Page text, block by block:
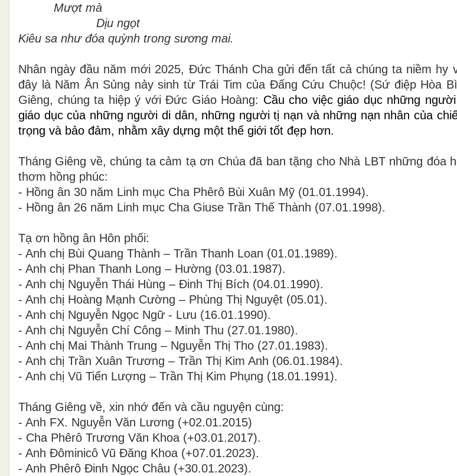
Mượt mà
Dịu ngọt
Kiêu sa như đóa quỳnh trong sương mai.
Nhân ngày đầu năm mới 2025, Đức Thánh Cha gửi đến tất cả chúng ta niềm hy
đây là Năm Ân Sủng nảy sinh từ Trái Tim của Đấng Cứu Chuộc! (Sứ điệp Hòa
Giêng, chúng ta hiệp ý với Đức Giáo Hoàng: Cầu cho việc giáo dục những
giáo dục của những người di dân, những người tị nạn và những nạn nhân của
trọng và bảo đảm, nhằm xây dựng một thế giới tốt đẹp hơn.
Tháng Giêng về, chúng ta cảm tạ ơn Chúa đã ban tặng cho Nhà LBT những đóa
thơm hồng phúc:
- Hồng ân 30 năm Linh mục Cha Phêrô Bùi Xuân Mỹ (01.01.1994).
- Hồng ân 26 năm Linh mục Cha Giuse Trần Thế Thành (07.01.1998).
Tạ ơn hồng ân Hôn phối:
- Anh chị Bùi Quang Thành – Trần Thanh Loan (01.01.1989).
- Anh chị Phan Thanh Long – Hường (03.01.1987).
- Anh chị Nguyễn Thái Hùng – Đinh Thị Bích (04.01.1990).
- Anh chị Hoàng Mạnh Cường – Phùng Thị Nguyệt (05.01).
- Anh chị Nguyễn Ngọc Ngữ - Lưu (16.01.1990).
- Anh chị Nguyễn Chí Công – Minh Thu (27.01.1980).
- Anh chị Mai Thành Trung – Nguyễn Thị Tho (27.01.1983).
- Anh chị Trần Xuân Trương – Trần Thị Kim Anh (06.01.1984).
- Anh chị Vũ Tiến Lượng – Trần Thị Kim Phụng (18.01.1991).
Tháng Giêng về, xin nhớ đến và cầu nguyện cùng:
- Anh FX. Nguyễn Văn Lương (+02.01.2015)
- Cha Phêrô Trương Văn Khoa (+03.01.2017).
- Anh Đôminicô Vũ Đăng Khoa (+07.01.2023).
- Anh Phêrô Đinh Ngọc Châu (+30.01.2023).